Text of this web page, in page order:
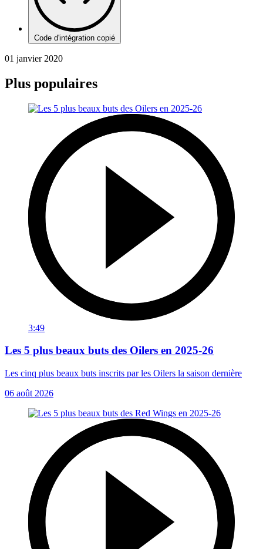
Code d'intégration copié
01 janvier 2020
Plus populaires
3:49
Les 5 plus beaux buts des Oilers en 2025-26
Les cinq plus beaux buts inscrits par les Oilers la saison dernière
06 août 2026